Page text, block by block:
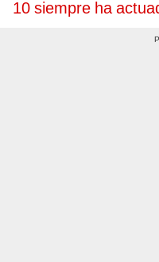
10 siempre ha